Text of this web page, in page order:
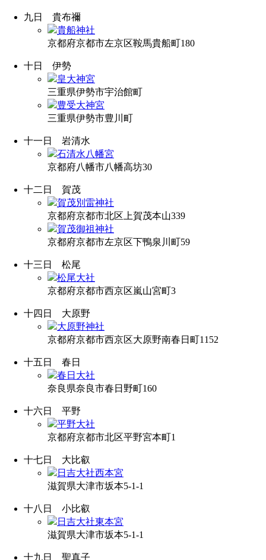
九日
貴布禰
貴船神社
京都府京都市左京区鞍馬貴船町180
十日
伊勢
皇大神宮
三重県伊勢市宇治館町
豊受大神宮
三重県伊勢市豊川町
十一日
岩清水
石清水八幡宮
京都府八幡市八幡高坊30
十二日
賀茂
賀茂別雷神社
京都府京都市北区上賀茂本山339
賀茂御祖神社
京都府京都市左京区下鴨泉川町59
十三日
松尾
松尾大社
京都府京都市西京区嵐山宮町3
十四日
大原野
大原野神社
京都府京都市西京区大原野南春日町1152
十五日
春日
春日大社
奈良県奈良市春日野町160
十六日
平野
平野大社
京都府京都市北区平野宮本町1
十七日
大比叡
日吉大社西本宮
滋賀県大津市坂本5-1-1
十八日
小比叡
日吉大社東本宮
滋賀県大津市坂本5-1-1
十九日 聖真子